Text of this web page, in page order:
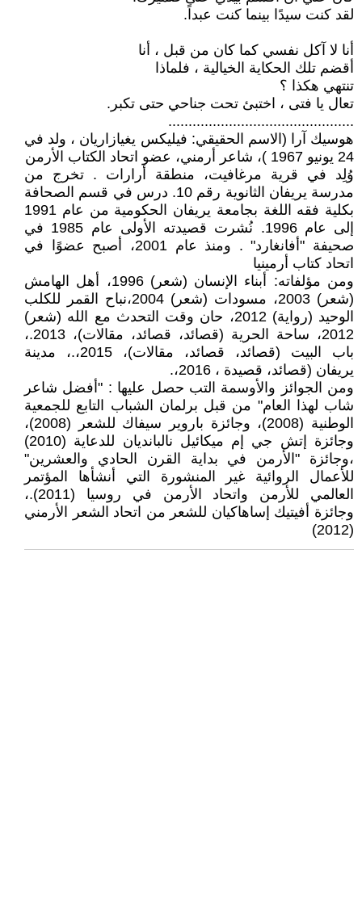
لقد كنت سيدًا بينما كنت عبداً.
أنا لا آكل نفسي كما كان من قبل ، أنا
أقضم تلك الحكاية الخيالية ، فلماذا
تنتهي هكذا ؟
تعال يا فتى ، اختبئ تحت جناحي حتى تكبر.
..............................................
هوسيك آرا (الاسم الحقيقي: فيليكس يغيازاريان ، ولد في
24 يونيو 1967 )، شاعر أرمني، عضو اتحاد الكتاب الأرمن
وُلِد في قرية مرغافيت، منطقة أرارات . تخرج من
مدرسة يريفان الثانوية رقم 10. درس في قسم الصحافة
بكلية فقه اللغة بجامعة يريفان الحكومية من عام 1991
إلى عام 1996. نُشرت قصيدته الأولى عام 1985 في
صحيفة "أفانغارد" . ومنذ عام 2001، أصبح عضوًا في
اتحاد كتاب أرمينيا
ومن مؤلفاته: أبناء الإنسان (شعر) 1996، أهل الهامش
(شعر) 2003، مسودات (شعر) 2004،نباح القمر للكلب
الوحيد (رواية) 2012، حان وقت التحدث مع الله (شعر)
2012، ساحة الحرية (قصائد، قصائد، مقالات)، 2013.،
باب البيت (قصائد، قصائد، مقالات)، 2015،.، مدينة
يريفان (قصائد، قصيدة ، 2016،.
ومن الجوائز والأوسمة التب حصل عليها : "أفضل شاعر
شاب لهذا العام" من قبل برلمان الشباب التابع للجمعية
الوطنية (2008)، وجائزة باروير سيفاك للشعر (2008)،
وجائزة إتش جي إم ميكائيل نالبانديان للدعاية (2010)
،وجائزة "الأرمن في بداية القرن الحادي والعشرين"
للأعمال الروائية غير المنشورة التي أنشأها المؤتمر
العالمي للأرمن واتحاد الأرمن في روسيا (2011).،
وجائزة أفيتيك إساهاكيان للشعر من اتحاد الشعر الأرمني
(2012)